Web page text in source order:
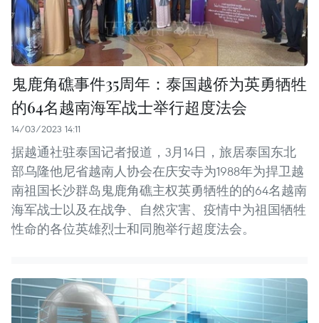
鬼鹿角礁事件35周年：泰国越侨为英勇牺牲
的64名越南海军战士举行超度法会
14/03/2023 14:11
据越通社驻泰国记者报道，3月14日，旅居泰国东北
部乌隆他尼省越南人协会在庆安寺为1988年为捍卫越
南祖国长沙群岛鬼鹿角礁主权英勇牺牲的的64名越南
海军战士以及在战争、自然灾害、疫情中为祖国牺牲
性命的各位英雄烈士和同胞举行超度法会。